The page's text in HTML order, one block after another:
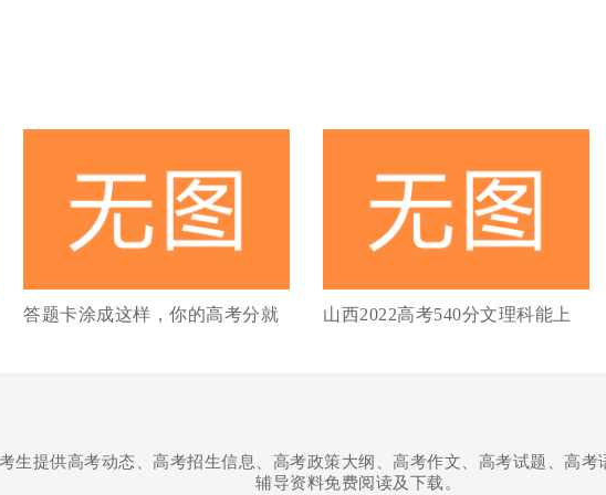
答题卡涂成这样，你的高考分就 山西2022高考540分文理科能上
生提供高考动态、高考招生信息、高考政策大纲、高考作文、高考试题、高
辅导资料免费阅读及下载。